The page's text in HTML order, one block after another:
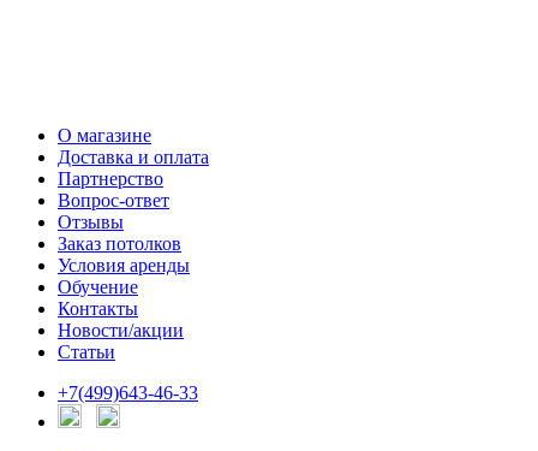
О магазине
Доставка и оплата
Партнерство
Вопрос-ответ
Отзывы
Заказ потолков
Условия аренды
Обучение
Контакты
Новости/акции
Статьи
+7(499)643-46-33